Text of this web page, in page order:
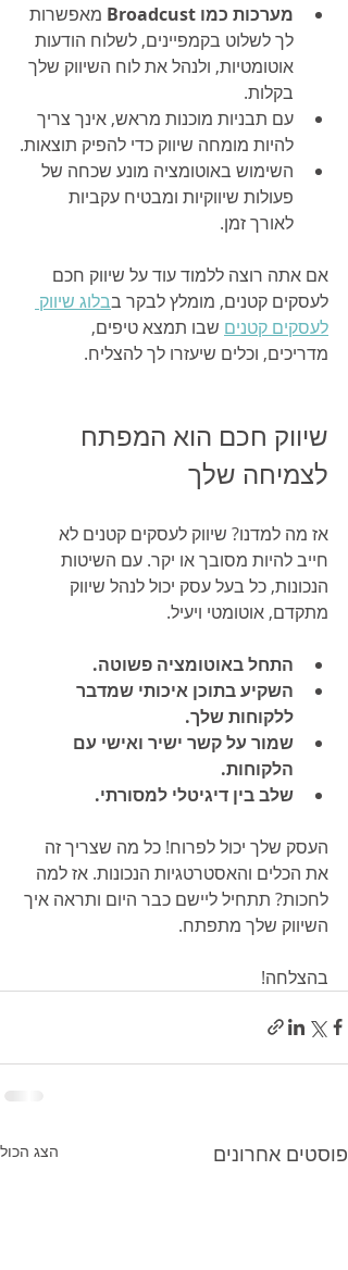
מערכות כמו Broadcust
מאפשרות
לך לשלוט בקמפיינים, לשלוח הודעות
אוטומטיות, ולנהל את לוח השיווק שלך
בקלות.
עם תבניות מוכנות מראש, אינך צריך
להיות מומחה שיווק כדי להפיק תוצאות.
השימוש באוטומציה מונע שכחה של
פעולות שיווקיות ומבטיח עקביות
לאורך זמן.
אם אתה רוצה ללמוד עוד על שיווק חכם
לעסקים קטנים, מומלץ לבקר בבלוג שיווק
לעסקים קטנים שבו תמצא טיפים,
מדריכים, וכלים שיעזרו לך להצליח.
שיווק חכם הוא המפתח
לצמיחה שלך
אז מה למדנו? שיווק לעסקים קטנים לא
חייב להיות מסובך או יקר. עם השיטות
הנכונות, כל בעל עסק יכול לנהל שיווק
מתקדם, אוטומטי ויעיל.
התחל באוטומציה פשוטה.
השקיע בתוכן איכותי שמדבר
ללקוחות שלך.
שמור על קשר ישיר ואישי עם
הלקוחות.
שלב בין דיגיטלי למסורתי.
העסק שלך יכול לפרוח! כל מה שצריך זה
את הכלים והאסטרטגיות הנכונות. אז למה
לחכות? תתחיל ליישם כבר היום ותראה איך
השיווק שלך מתפתח.
בהצלחה!
פוסטים אחרונים הצג הכול